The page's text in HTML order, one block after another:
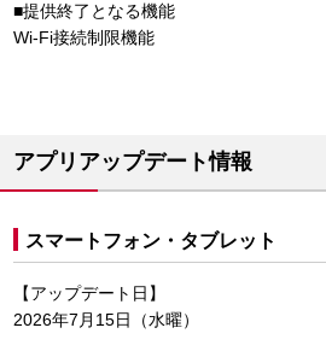
■提供終了となる機能
Wi-Fi接続制限機能
アプリアップデート情報
スマートフォン・タブレット
【アップデート日】
2026年7月15日（水曜）